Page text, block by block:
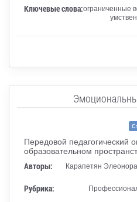
Ключевые слова:ограниченные
Передовой педагогический
образовательном
Авторы:
Карапетян
Рубрика: